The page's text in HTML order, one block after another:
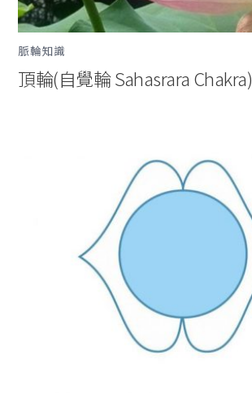
脈輪知識
頂輪(自覺輪 Sahasrara Chakra)